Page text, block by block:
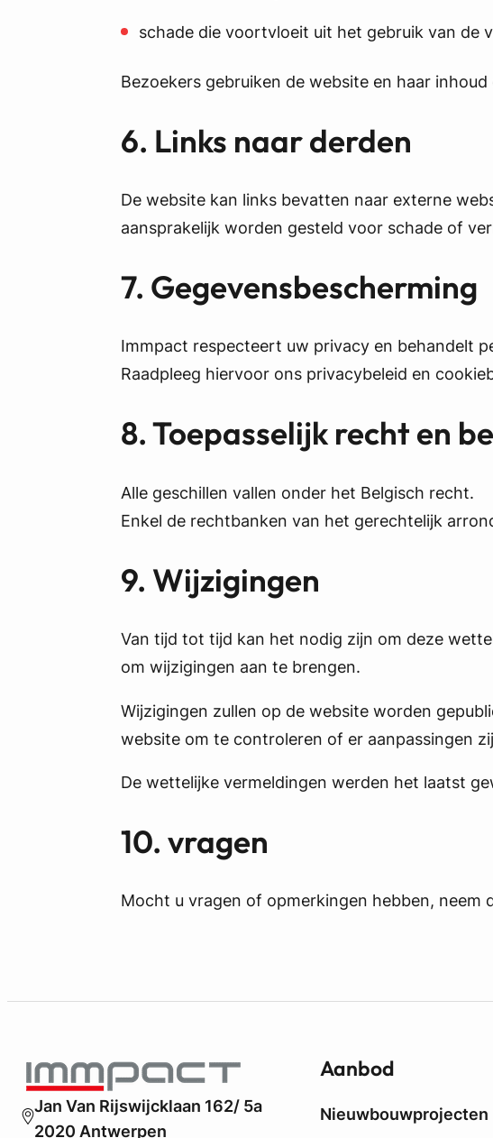
schade die voortvloeit uit het gebruik van de
Bezoekers gebruiken de website en haar
6. Links naar derden
De website kan links bevatten naar externe
aansprakelijk worden gesteld voor schade of
7. Gegevensbescherming
Immpact respecteert uw privacy en behandelt
Raadpleeg hiervoor ons privacybeleid en
8. Toepasselijk recht en
Alle geschillen vallen onder het Belgisch recht.
Enkel de rechtbanken van het gerechtelijk
9. Wijzigingen
Van tijd tot tijd kan het nodig zijn om deze
om wijzigingen aan te brengen.
Wijzigingen zullen op de website worden
website om te controleren of er aanpassingen
De wettelijke vermeldingen werden het laatst
10. vragen
Mocht u vragen of opmerkingen hebben, neem
Jan Van Rijswijcklaan 162/ 5a
2020 Antwerpen
Aanbod
Nieuwbouwprojecten